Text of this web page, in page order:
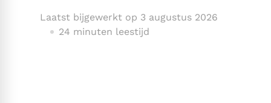
Laatst bijgewerkt op 3 augustus 2026
24 minuten leestijd